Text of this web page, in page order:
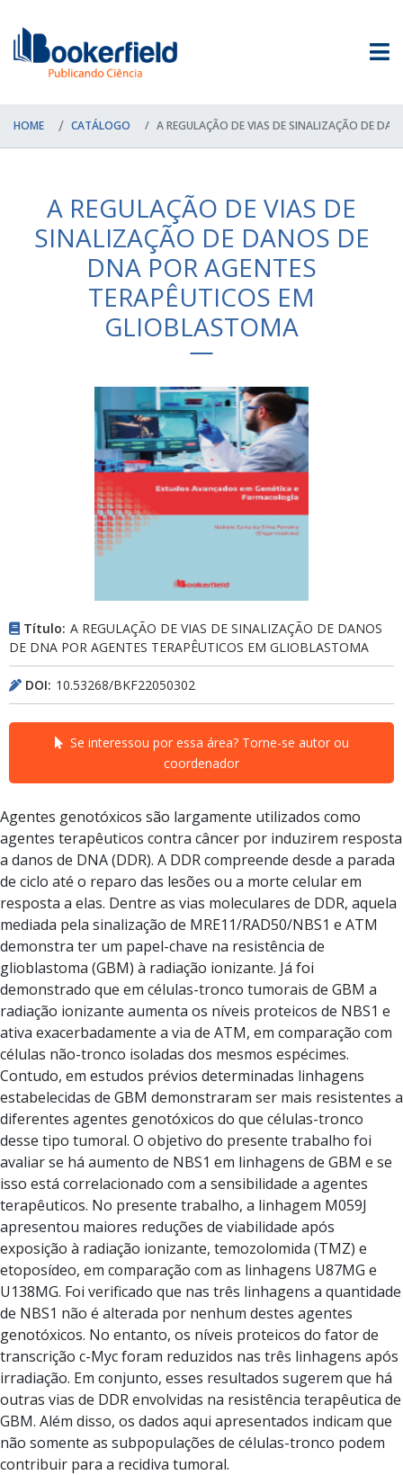
HOME CATÁLOGO A REGULAÇÃO DE VIAS DE SINALIZAÇÃO DE
A REGULAÇÃO DE VIAS DE
SINALIZAÇÃO DE DANOS DE
DNA POR AGENTES
TERAPÊUTICOS EM
GLIOBLASTOMA
Título: A REGULAÇÃO DE VIAS DE SINALIZAÇÃO DE DANOS
DE DNA POR AGENTES TERAPÊUTICOS EM GLIOBLASTOMA
DOI: 10.53268/BKF22050302
Se interessou por essa área? Torne-se autor ou
coordenador
Agentes genotóxicos são largamente utilizados como
agentes terapêuticos contra câncer por induzirem resposta
a danos de DNA (DDR). A DDR compreende desde a parada
de ciclo até o reparo das lesões ou a morte celular em
resposta a elas. Dentre as vias moleculares de DDR, aquela
mediada pela sinalização de MRE11/RAD50/NBS1 e ATM
demonstra ter um papel-chave na resistência de
glioblastoma (GBM) à radiação ionizante. Já foi
demonstrado que em células-tronco tumorais de GBM a
radiação ionizante aumenta os níveis proteicos de NBS1 e
ativa exacerbadamente a via de ATM, em comparação com
células não-tronco isoladas dos mesmos espécimes.
Contudo, em estudos prévios determinadas linhagens
estabelecidas de GBM demonstraram ser mais resistentes a
diferentes agentes genotóxicos do que células-tronco
desse tipo tumoral. O objetivo do presente trabalho foi
avaliar se há aumento de NBS1 em linhagens de GBM e se
isso está correlacionado com a sensibilidade a agentes
terapêuticos. No presente trabalho, a linhagem M059J
apresentou maiores reduções de viabilidade após
exposição à radiação ionizante, temozolomida (TMZ) e
etoposídeo, em comparação com as linhagens U87MG e
U138MG. Foi verificado que nas três linhagens a quantidade
de NBS1 não é alterada por nenhum destes agentes
genotóxicos. No entanto, os níveis proteicos do fator de
transcrição c-Myc foram reduzidos nas três linhagens após
irradiação. Em conjunto, esses resultados sugerem que há
outras vias de DDR envolvidas na resistência terapêutica de
GBM. Além disso, os dados aqui apresentados indicam que
não somente as subpopulações de células-tronco podem
contribuir para a recidiva tumoral.